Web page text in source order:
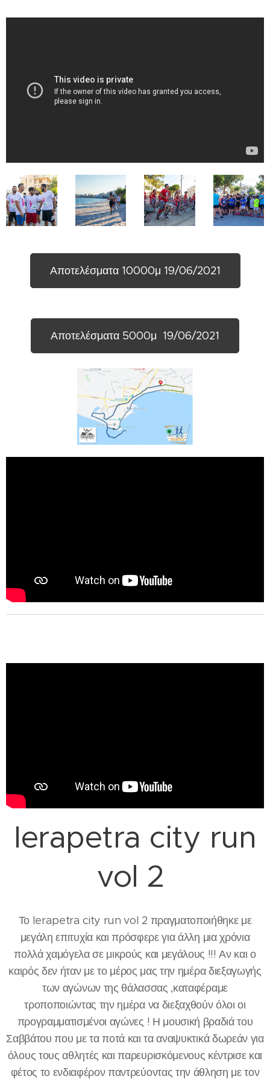
Αποτελέσματα 10000μ 19/06/2021
Αποτελέσματα 5000μ 19/06/2021
Ierapetra city run
vol 2
Το Ierapetra city run vol 2 πραγματοποιήθηκε με
μεγάλη επιτυχία και πρόσφερε για άλλη μια χρόνια
πολλά χαμόγελα σε μικρούς και μεγάλους !!! Αν και ο
καιρός δεν ήταν με το μέρος μας την ημέρα διεξαγωγής
των αγώνων της θάλασσας ,καταφέραμε
τροποποιώντας την ημέρα να διεξαχθούν όλοι οι
προγραμματισμένοι αγώνες ! Η μουσική βραδιά του
Σαββάτου που με τα ποτά και τα αναψυκτικά δωρεάν για
όλους τους αθλητές και παρευρισκόμενους κέντρισε και
φέτος το ενδιαφέρον παντρεύοντας την άθληση με τον